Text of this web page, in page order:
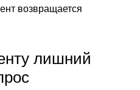
возвращается
поменяйте
первой линии
лишний